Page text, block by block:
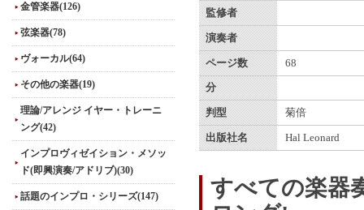
金管楽器(126)
弦楽器(78)
ヴォーカル(64)
その他の楽器(19)
理論/アレンジ イヤー・トレーニ
ング(42)
インプロヴィゼイション・メソッ
ド(即興演奏/アドリブ)(30)
話題のインプロ・シリーズ(147)
監修者
演奏者
ページ数 68
分
判型 菊倍
出版社名 Hal Leonard
すべての楽器